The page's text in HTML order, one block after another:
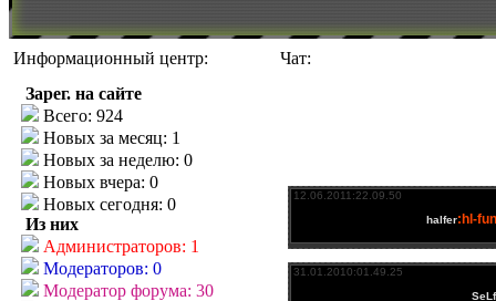
Информационный центр:
Чат:
Зарег. на сайте
Всего: 924
Новых за месяц: 1
Новых за неделю: 0
Новых вчера: 0
Новых сегодня: 0
Из них
Администраторов: 1
Модераторов: 0
Модератор форума: 30